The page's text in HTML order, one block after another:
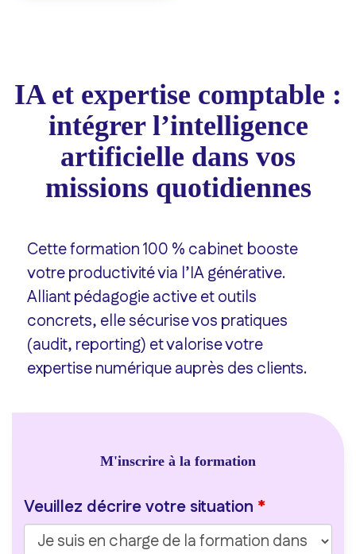
IA et expertise comptable :
intégrer l’intelligence
artificielle dans vos
missions quotidiennes
Cette formation 100 % cabinet booste
votre productivité via l’IA générative.
Alliant pédagogie active et outils
concrets, elle sécurise vos pratiques
(audit, reporting) et valorise votre
expertise numérique auprès des clients.
M'inscrire à la formation
Veuillez décrire votre situation